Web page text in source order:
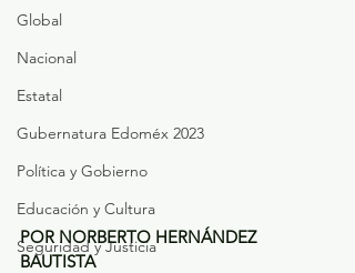
Global
Nacional
Estatal
Gubernatura Edoméx 2023
Política y Gobierno
Educación y Cultura
Seguridad y Justicia
POR NORBERTO HERNÁNDEZ
BAUTISTA